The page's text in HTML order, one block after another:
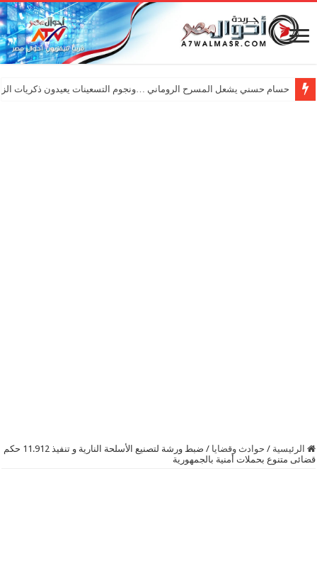
حسام حسني يشعل المسرح الروماني …ونجوم التسعينات يعيدون ذكريات
الرئيسية / حوادث وقضايا /
ضبط ورشة لتصنيع الأسلحة النارية و تنفيذ 11.912 حكم
قضائى متنوع بحملات أمنية بالجمهورية